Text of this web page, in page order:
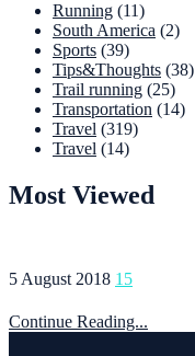
Running (11)
South America (2)
Sports (39)
Tips&Thoughts (38)
Trail running (25)
Transportation (14)
Travel (319)
Travel (14)
Most Viewed
5 August 2018 15
Continue Reading...